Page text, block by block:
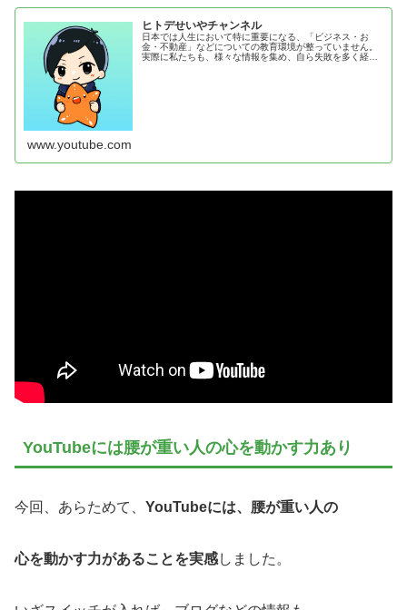
ヒトデせいやチャンネル
日本では人生において特に重要になる、「ビジネス・お
金・不動産」などについての教育環境が整っていません。
実際に私たちも、様々な情報を集め、自ら失敗を多く経験
www.youtube.com
YouTubeには腰が重い人の心を動かす力あり
今回、あらためて、 YouTubeには、腰が重い人の
心を動かす力があることを実感しました。